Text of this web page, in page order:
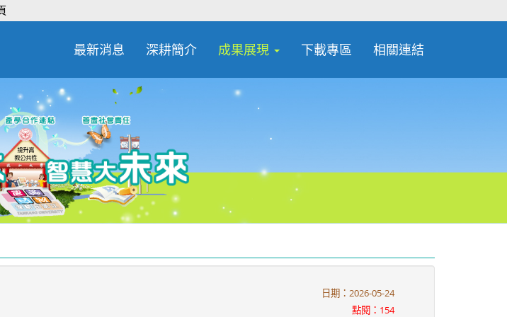
最新消息 深耕簡介 成果展現 下載專區 相關連結
日期：2026-05-24
點閱：154